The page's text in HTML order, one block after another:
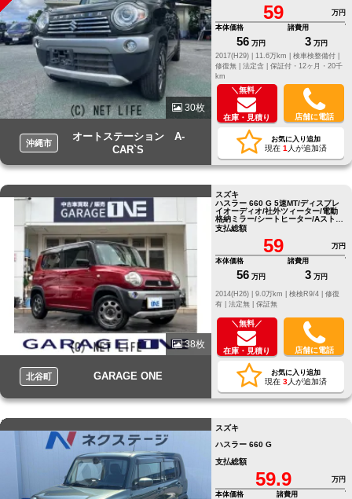
30枚
沖縄市
オートステーション A-
CAR`S
59
万円
本体価格
56 万円
諸費用
3 万円
2017(H29) |
11.6万km |
検車検整備付 |
修復無 | 法定含 | 保証付・12ヶ月・20千
km
＼無料／
在庫・見積り 店舗に電話
お気に入り追加
現在 1 人が追加済
38枚
北谷町 GARAGE ONE
スズキ
ハスラー 660 G 5速MT/ディスプレ
イオーディオ/社外ツィーター/電動
格納ミラー/シートヒーター/Aストッ
プ
支払総額
59
万円
本体価格
56 万円
諸費用
3 万円
修復
有 | 法定無 | 保証無
＼無料／
在庫・見積り 店舗に電話
お気に入り追加
現在 3人が追加済
スズキ
ハスラー 660 G
支払総額
59.9
万円
本体価格
諸費用